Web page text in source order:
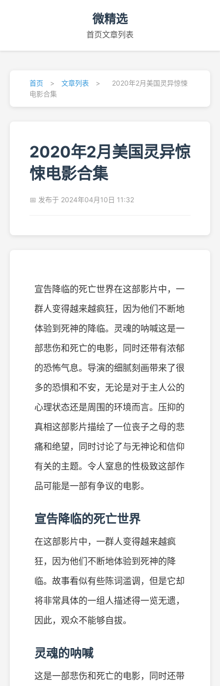
微精选
首页文章列表
首页 > 文章列表 >
2020年2月美国灵异惊悚
电影合集
2020年2月美国灵异惊
悚电影合集
📅 发布于 2024年04月10日 11:32
宣告降临的死亡世界在这部影片中，一
群人变得越来越疯狂，因为他们不断地
体验到死神的降临。灵魂的呐喊这是一
部悲伤和死亡的电影，同时还带有浓郁
的恐怖气息。导演的细腻刻画带来了很
多的恐惧和不安，无论是对于主人公的
心理状态还是周围的环境而言。压抑的
真相这部影片描绘了一位丧子之母的悲
痛和绝望，同时讨论了与无神论和信仰
有关的主题。令人窒息的性极致这部作
品可能是一部有争议的电影。
宣告降临的死亡世界
在这部影片中，一群人变得越来越疯
狂，因为他们不断地体验到死神的降
临。故事看似有些陈词滥调，但是它却
将非常具体的一组人描述得一览无遗，
因此，观众不能够自拔。
灵魂的呐喊
这是一部悲伤和死亡的电影，同时还带